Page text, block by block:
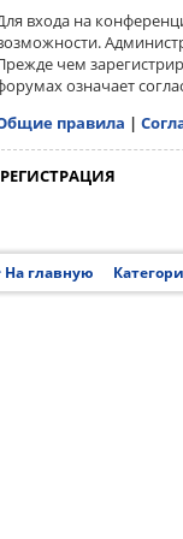
входа на
чем
означает
правила |
РЕГИСТРАЦИЯ
На главную